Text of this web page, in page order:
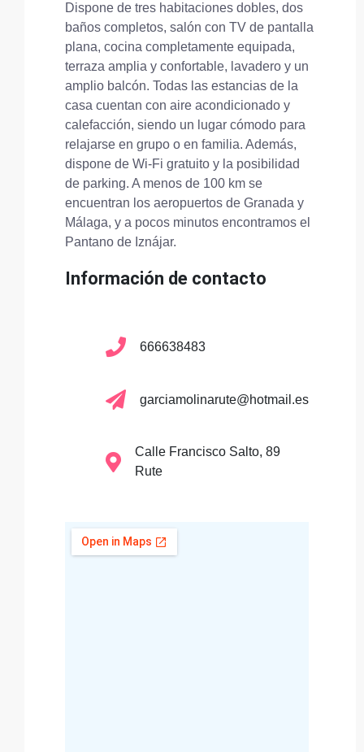
Dispone de tres habitaciones dobles, dos
baños completos, salón con TV de pantalla
plana, cocina completamente equipada,
terraza amplia y confortable, lavadero y un
amplio balcón. Todas las estancias de la
casa cuentan con aire acondicionado y
calefacción, siendo un lugar cómodo para
relajarse en grupo o en familia. Además,
dispone de Wi-Fi gratuito y la posibilidad
de parking. A menos de 100 km se
encuentran los aeropuertos de Granada y
Málaga, y a pocos minutos encontramos el
Pantano de Iznájar.
Información de contacto
666638483
garciamolinarute@hotmail.es
Calle Francisco Salto, 89
Rute